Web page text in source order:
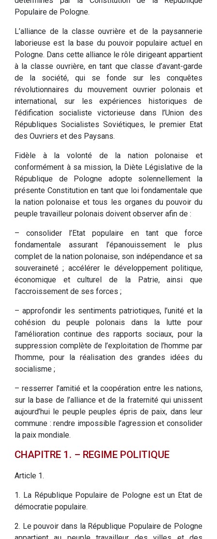
Populaire de Pologne.
L’alliance de la classe ouvrière et de la paysannerie
laborieuse est la base du pouvoir populaire actuel en
Pologne. Dans cette alliance le rôle dirigeant appartient
à la classe ouvrière, en tant que classe d’avant-garde
de la société, qui se fonde sur les conquêtes
révolutionnaires du mouvement ouvrier polonais et
international, sur les expériences historiques de
l’édification socialiste victorieuse dans l’Union des
Républiques Socialistes Soviétiques, le premier Etat
des Ouvriers et des Paysans.
Fidèle à la volonté de la nation polonaise et
conformément à sa mission, la Diète Législative de la
République de Pologne adopte solennellement la
présente Constitution en tant que loi fondamentale que
la nation polonaise et tous les organes du pouvoir du
peuple travailleur polonais doivent observer afin de :
– consolider l’Etat populaire en tant que force
fondamentale assurant l’épanouissement le plus
complet de la nation polonaise, son indépendance et sa
souveraineté ; accélérer le développement politique,
économique et culturel de la Patrie, ainsi que
l’accroissement de ses forces ;
– approfondir les sentiments patriotiques, l’unité et la
cohésion du peuple polonais dans la lutte pour
l’amélioration continue des rapports sociaux, pour la
suppression complète de l’exploitation de l’homme par
l’homme, pour la réalisation des grandes idées du
socialisme ;
– resserrer l’amitié et la coopération entre les nations,
sur la base de l’alliance et de la fraternité qui unissent
aujourd’hui le peuple peuples épris de paix, dans leur
commune : rendre impossible l’agression et consolider
la paix mondiale.
CHAPITRE 1. – REGIME POLITIQUE
Article 1.
1. La République Populaire de Pologne est un Etat de
démocratie populaire.
2. Le pouvoir dans la République Populaire de Pologne